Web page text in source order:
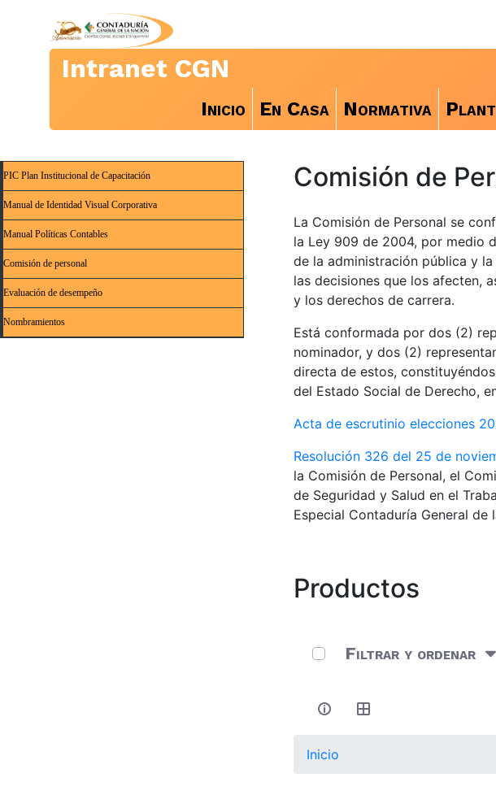
Intranet CGN
Inicio En Casa Normativa
PIC Plan Institucional de Capacitación
Manual de Identidad Visual Corporativa
Manual Políticas Contables
Comisión de personal
Evaluación de desempeño
Nombramientos
Comisión de
La Comisión de Personal se
la Ley 909 de 2004, por medio
de la administración pública y
las decisiones que los afecten,
y los derechos de carrera.
Está conformada por dos (2)
nominador, y dos (2)
directa de estos,
del Estado Social de Derecho,
Acta de escrutinio elecciones
Resolución 326 del 25 de
la Comisión de Personal, el
de Seguridad y Salud en el
Especial Contaduría General
Productos
Filtrar y ordenar
Inicio